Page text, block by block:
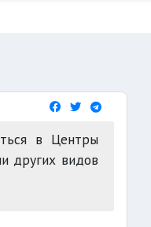
в Центры
других видов